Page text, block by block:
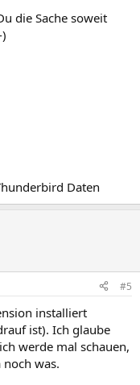
die Sache soweit
Daten
#5
installiert
ist). Ich glaube
werde mal schauen,
was.